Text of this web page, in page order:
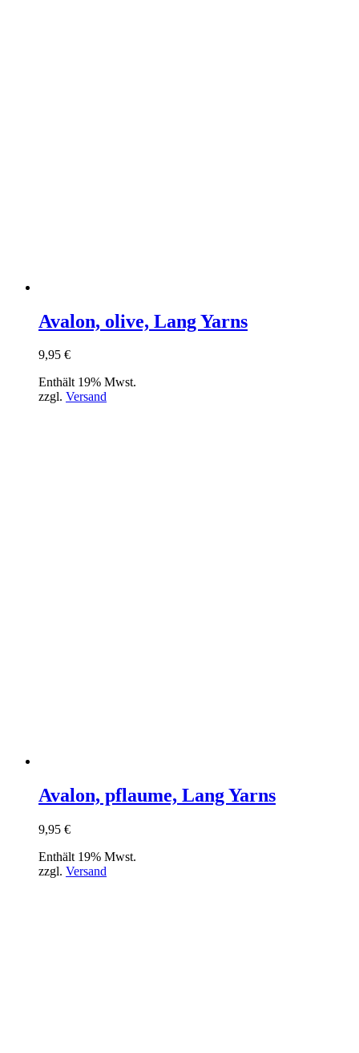
Avalon, olive, Lang Yarns
9,95 €
Enthält 19% Mwst.
zzgl. Versand
Avalon, pflaume, Lang Yarns
9,95 €
Enthält 19% Mwst.
zzgl. Versand